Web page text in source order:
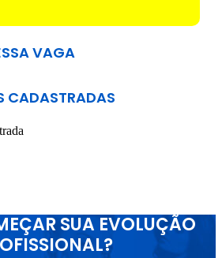
VAGA
CADASTRADAS
SUA EVOLUÇÃO